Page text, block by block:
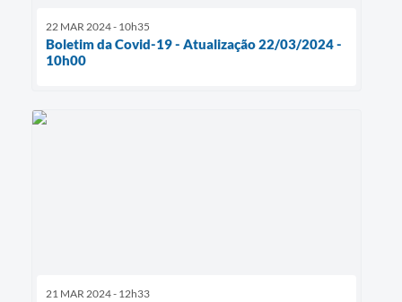
22 MAR 2024 - 10h35
Boletim da Covid-19 - Atualização 22/03/2024 -
10h00
21 MAR 2024 - 12h33